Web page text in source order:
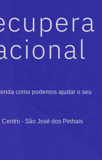
como podemos ajudar o seu
Centro - São José dos Pinhais